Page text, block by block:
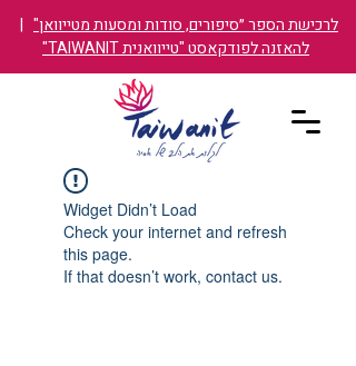
לרכישת הספר ״סיפורים, סודות ומסעות מטייוואן" |
להאזנה לפודקאסט "טייוואנית TAIWANIT"
Widget Didn’t Load
Check your internet and refresh
this page.
If that doesn’t work, contact us.